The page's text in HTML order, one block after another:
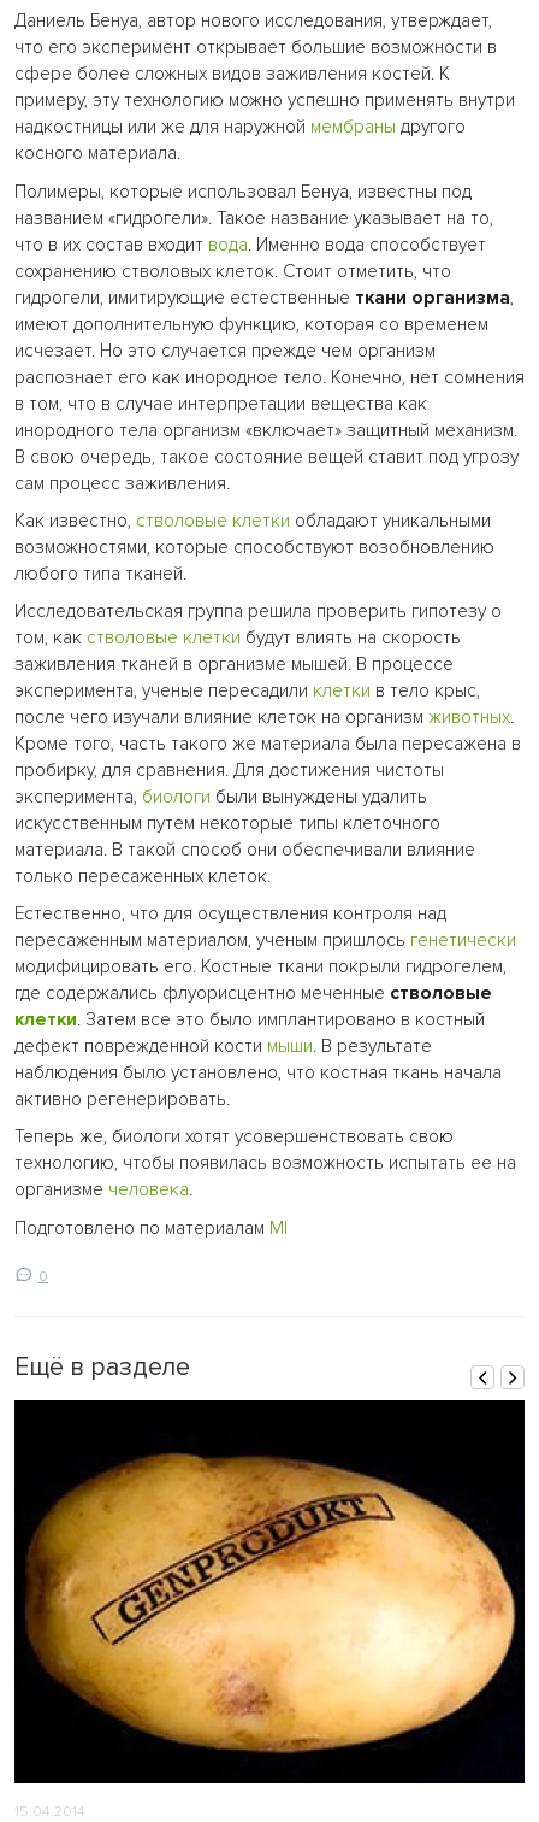
Даниель Бенуа, автор нового исследования, утверждает,
что его эксперимент открывает большие возможности в
сфере более сложных видов заживления костей. К
примеру, эту технологию можно успешно применять внутри
надкостницы или же для наружной мембраны другого
косного материала.
Полимеры, которые использовал Бенуа, известны под
названием «гидрогели». Такое название указывает на то,
что в их состав входит вода. Именно вода способствует
сохранению стволовых клеток. Стоит отметить, что
гидрогели, имитирующие естественные ткани организма,
имеют дополнительную функцию, которая со временем
исчезает. Но это случается прежде чем организм
распознает его как инородное тело. Конечно, нет сомнения
в том, что в случае интерпретации вещества как
инородного тела организм «включает» защитный механизм.
В свою очередь, такое состояние вещей ставит под угрозу
сам процесс заживления.
Как известно, стволовые клетки обладают уникальными
возможностями, которые способствуют возобновлению
любого типа тканей.
Исследовательская группа решила проверить гипотезу о
том, как стволовые клетки будут влиять на скорость
заживления тканей в организме мышей. В процессе
эксперимента, ученые пересадили клетки в тело крыс,
после чего изучали влияние клеток на организм животных.
Кроме того, часть такого же материала была пересажена в
пробирку, для сравнения. Для достижения чистоты
эксперимента, биологи были вынуждены удалить
искусственным путем некоторые типы клеточного
материала. В такой способ они обеспечивали влияние
только пересаженных клеток.
Естественно, что для осуществления контроля над
пересаженным материалом, ученым пришлось генетически
модифицировать его. Костные ткани покрыли гидрогелем,
где содержались флуорисцентно меченные стволовые
клетки. Затем все это было имплантировано в костный
дефект поврежденной кости мыши. В результате
наблюдения было установлено, что костная ткань начала
активно регенерировать.
Теперь же, биологи хотят усовершенствовать свою
технологию, чтобы появилась возможность испытать ее на
организме человека.
Подготовлено по материалам МІ
0
Ещё в разделе
15.04.2014